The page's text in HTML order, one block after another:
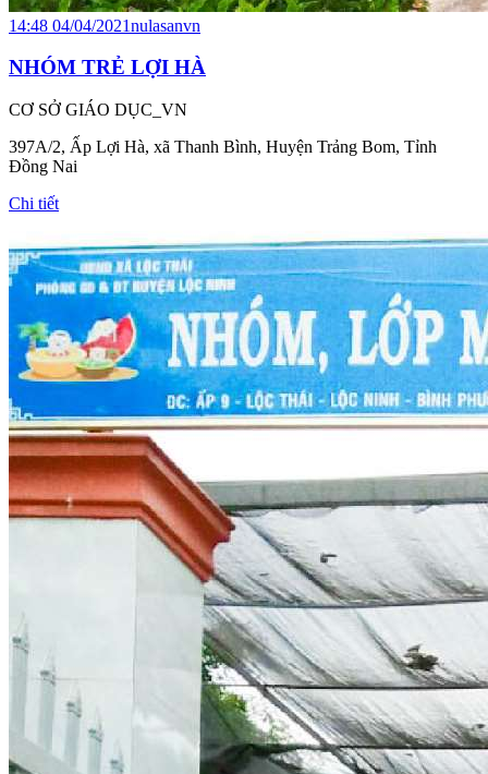
14:48 04/04/2021nulasanvn
NHÓM TRẺ LỢI HÀ
CƠ SỞ GIÁO DỤC_VN
397A/2, Ấp Lợi Hà, xã Thanh Bình, Huyện Trảng Bom, Tỉnh
Đồng Nai
Chi tiết